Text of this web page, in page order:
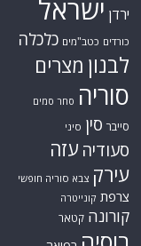
ירדן ישראל
כורדים כטב"מים כלכלה
לבנון מצרים
סוריה סחר סמים
סייבר סין סיני
סעודיה עזה
עירק צבא סוריה חופשי
צרפת קונייטרה
קורונה קטאר